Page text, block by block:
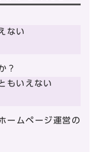
ない
？
もいえない
ームページ運営の